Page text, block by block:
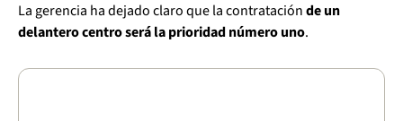
La gerencia ha dejado claro que la contrataciónde un
delantero centro será la prioridad número uno.